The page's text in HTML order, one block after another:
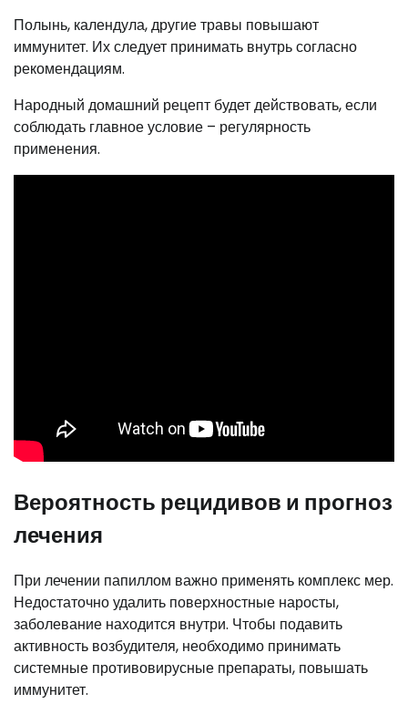
Полынь, календула, другие травы повышают
иммунитет. Их следует принимать внутрь согласно
рекомендациям.
Народный домашний рецепт будет действовать, если
соблюдать главное условие – регулярность
применения.
Вероятность рецидивов и прогноз
лечения
При лечении папиллом важно применять комплекс мер.
Недостаточно удалить поверхностные наросты,
заболевание находится внутри. Чтобы подавить
активность возбудителя, необходимо принимать
системные противовирусные препараты, повышать
иммунитет.